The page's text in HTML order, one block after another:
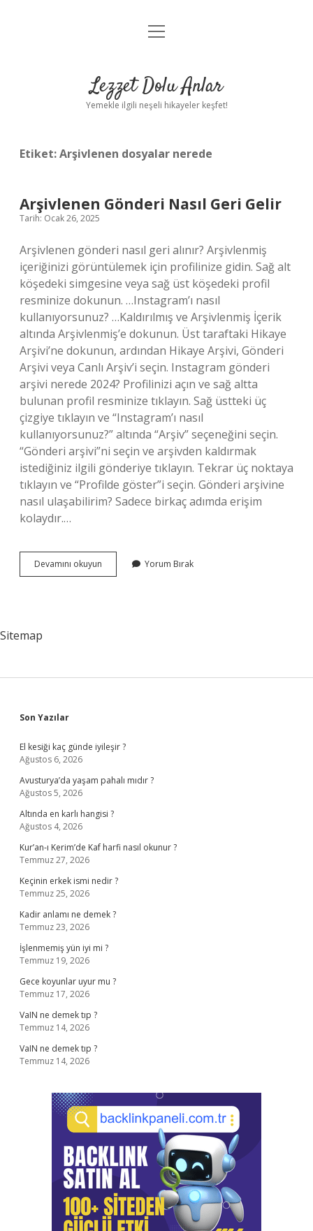
Anasayfa
Yasal Uyarı
menüyü
Lezzet Dolu Anlar
Yemekle ilgili neşeli hikayeler keşfet!
Etiket:Arşivlenen dosyalar nerede
Arşivlenen Gönderi Nasıl Geri Gelir
Tarih: Ocak 26, 2025
Arşivlenen gönderi nasıl geri alınır? Arşivlenmiş
içeriğinizi görüntülemek için profilinize gidin. Sağ alt
köşedeki simgesine veya sağ üst köşedeki profil
resminize dokunun. …Instagram’ı nasıl
kullanıyorsunuz? …Kaldırılmış ve Arşivlenmiş İçerik
altında Arşivlenmiş’e dokunun. Üst taraftaki Hikaye
Arşivi’ne dokunun, ardından Hikaye Arşivi, Gönderi
Arşivi veya Canlı Arşiv’i seçin. Instagram gönderi
arşivi nerede 2024? Profilinizi açın ve sağ altta
bulunan profil resminize tıklayın. Sağ üstteki üç
çizgiye tıklayın ve “Instagram’ı nasıl
kullanıyorsunuz?” altında “Arşiv” seçeneğini seçin.
“Gönderi arşivi”ni seçin ve arşivden kaldırmak
istediğiniz ilgili gönderiye tıklayın. Tekrar üç noktaya
tıklayın ve “Profilde göster”i seçin. Gönderi arşivine
nasıl ulaşabilirim? Sadece birkaç adımda erişim
kolaydır.…
Devamını okuyun Arşivlenen
Gönderi
Yorum Bırak
Sitemap
Sidebar
Son Yazılar
El kesiği kaç günde iyileşir ?
Ağustos 6, 2026
Avusturya’da yaşam pahalı mıdır ?
Ağustos 5, 2026
Altında en karlı hangisi ?
Ağustos 4, 2026
Kur’an-ı Kerim’de Kaf harfi nasıl okunur ?
Temmuz 27, 2026
Keçinin erkek ismi nedir ?
Temmuz 25, 2026
Kadir anlamı ne demek ?
Temmuz 23, 2026
İşlenmemiş yün iyi mi ?
Temmuz 19, 2026
Gece koyunlar uyur mu ?
Temmuz 17, 2026
VaIN ne demek tıp ?
Temmuz 14, 2026
VaIN ne demek tıp ?
Temmuz 14, 2026